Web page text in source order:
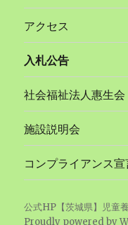
アクセス
入札公告
社会福祉法人惠生会
施設説明会
コンプライアンス
公式HP【茨城県】児童
Proudly powered by